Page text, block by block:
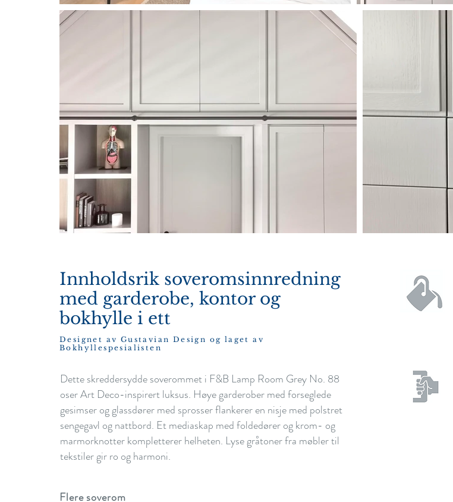
Innholdsrik soveromsinnredning
med garderobe, kontor og
bokhylle i ett
Designet av Gustavian Design og laget av
Bokhyllespesialisten
Dette skreddersydde soverommet i F&B Lamp Room Grey No. 88
oser Art Deco-inspirert luksus. Høye garderober med forseglede
gesimser og glassdører med sprosser flankerer en nisje med polstret
sengegavl og nattbord. Et mediaskap med foldedører og krom- og
marmorknotter kompletterer helheten. Lyse gråtoner fra møbler til
tekstiler gir ro og harmoni.
Flere soverom